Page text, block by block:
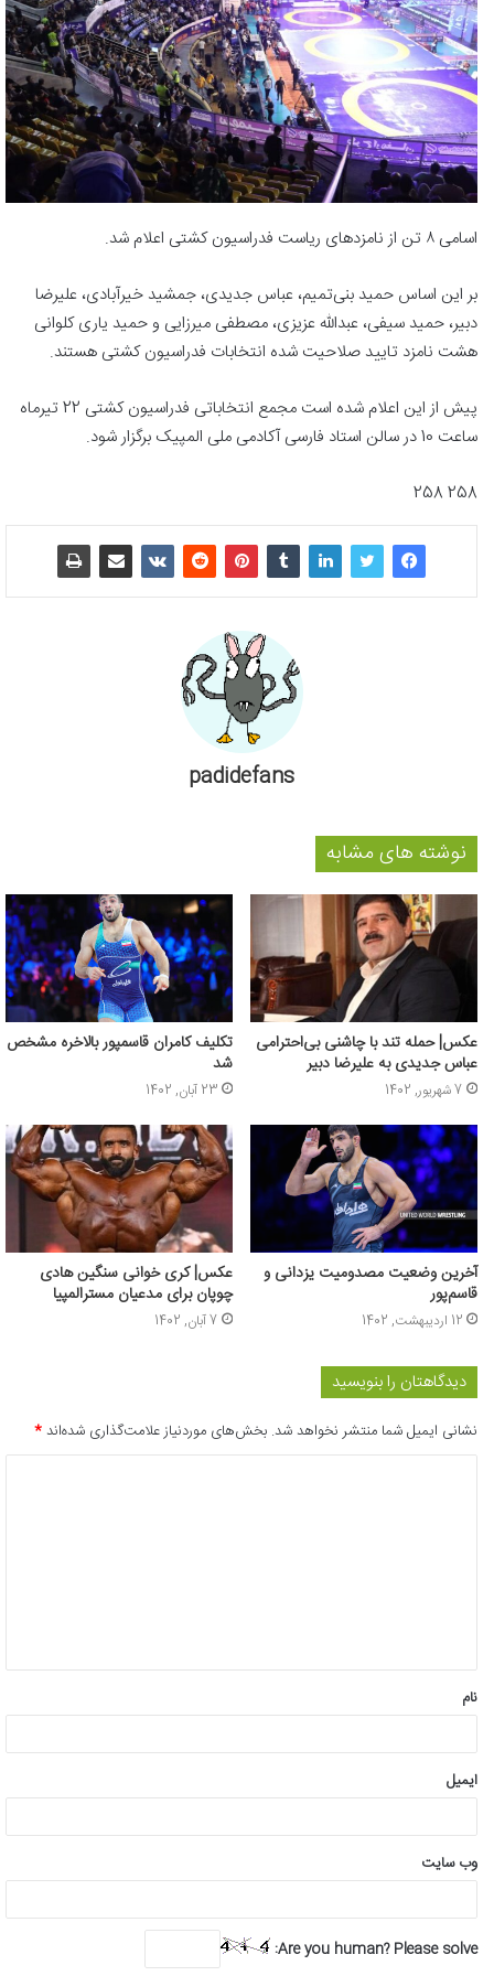
اسامی ٨ تن از نامزدهای ریاست فدراسیون کشتی اعلام شد.
بر این اساس حمید بنی‌تمیم، عباس جدیدی، جمشید خیرآبادی، علیرضا
دبیر، حمید سیفی، عبدالله عزیزی، مصطفی میرزایی و حمید یاری کلوانی
هشت نامزد تایید صلاحیت شده انتخابات فدراسیون کشتی هستند.
پیش از این اعلام شده است مجمع انتخاباتی فدراسیون کشتی 22 تیرماه
ساعت 10 در سالن استاد فارسی آکادمی ملی المپیک برگزار شود.
258 258
padidefans
نوشته های مشابه
عکس| حمله تند با چاشنی بی‌احترامی
عباس جدیدی به علیرضا دبیر
7 شهریور, 1402
تکلیف کامران قاسمپور بالاخره مشخص
شد
23 آبان, 1402
آخرین وضعیت مصدومیت یزدانی و
قاسم‌پور
12 اردیبهشت, 1402
عکس| کری خوانی سنگین هادی
چوپان برای مدعیان مسترالمپیا
7 آبان, 1402
دیدگاهتان را بنویسید
نشانی ایمیل شما منتشر نخواهد شد. بخش‌های موردنیاز علامت‌گذاری شده‌اند*
*
نام
ایمیل
وب‌ سایت
Are you human? Please solve: